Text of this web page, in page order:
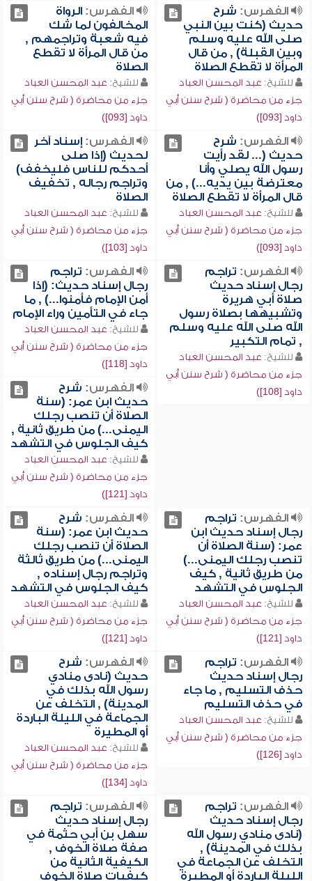
الفهرس: شرح
حديث (كنت بين النبي
صلى الله عليه وسلم
وبين القبلة) , من قال
المرأة لا تقطع الصلاة
للشيخ: عبد المحسن العباد
جزء من محاضرة ( شرح سنن أبي
داود [093])
الفهرس:الرواة
المخالفون لما شك
فيه شعبة وتراجمهم ,
من قال المرأة لا تقطع
الصلاة
للشيخ: عبد المحسن العباد
جزء من محاضرة ( شرح سنن أبي
داود [093])
الفهرس: شرح
حديث (... لقد رأيت
رسول الله يصلي وأنا
معترضة بين يديه...) , من
قال المرأة لا تقطع الصلاة
للشيخ: عبد المحسن العباد
جزء من محاضرة ( شرح سنن أبي
داود [093])
الفهرس:إسناد آخر
لحديث (إذا صلى
أحدكم للناس فليخفف)
وتراجم رجاله , تخفيف
الصلاة
للشيخ: عبد المحسن العباد
جزء من محاضرة ( شرح سنن أبي
داود [103])
الفهرس: تراجم
رجال إسناد حديث
صلاة أبي هريرة
وتشبيهها بصلاة رسول
الله صلى الله عليه وسلم
, تمام التكبير
للشيخ: عبد المحسن العباد
جزء من محاضرة ( شرح سنن أبي
داود [108])
الفهرس: تراجم
رجال إسناد حديث: (إذا
أمن الإمام فأمنوا...) , ما
جاء في التأمين وراء الإمام
للشيخ: عبد المحسن العباد
جزء من محاضرة ( شرح سنن أبي
داود [118])
الفهرس: شرح
حديث ابن عمر: (سنة
الصلاة أن تنصب رجلك
اليمنى...) من طريق ثانية ,
كيف الجلوس في التشهد
للشيخ: عبد المحسن العباد
جزء من محاضرة ( شرح سنن أبي
داود [121])
الفهرس: تراجم
رجال إسناد حديث ابن
عمر: (سنة الصلاة أن
تنصب رجلك اليمنى...)
من طريق ثانية , كيف
الجلوس في التشهد
للشيخ: عبد المحسن العباد
جزء من محاضرة ( شرح سنن أبي
داود [121])
الفهرس: شرح
حديث ابن عمر: (سنة
الصلاة أن تنصب رجلك
اليمنى...) من طريق ثالثة
وتراجم رجال إسناده ,
كيف الجلوس في التشهد
للشيخ: عبد المحسن العباد
جزء من محاضرة ( شرح سنن أبي
داود [121])
الفهرس: تراجم
رجال إسناد حديث
حذف التسليم , ما جاء
في حذف التسليم
للشيخ: عبد المحسن العباد
جزء من محاضرة ( شرح سنن أبي
داود [126])
الفهرس: شرح
حديث (نادى منادي
رسول الله بذلك في
المدينة) , التخلف عن
الجماعة في الليلة الباردة
أو المطيرة
للشيخ: عبد المحسن العباد
جزء من محاضرة ( شرح سنن أبي
داود [134])
الفهرس: تراجم
رجال إسناد حديث
(نادى منادي رسول الله
بذلك في المدينة) ,
التخلف عن الجماعة في
الليلة الباردة أو المطيرة
الفهرس: تراجم
رجال إسناد حديث
سهل بن أبي حثمة في
صفة صلاة الخوف ,
الكيفية الثانية من
كيفيات صلاة الخوف